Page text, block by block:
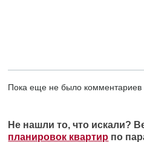
Пока еще не было комментариев
Не нашли то, что искали?
планировок квартир по